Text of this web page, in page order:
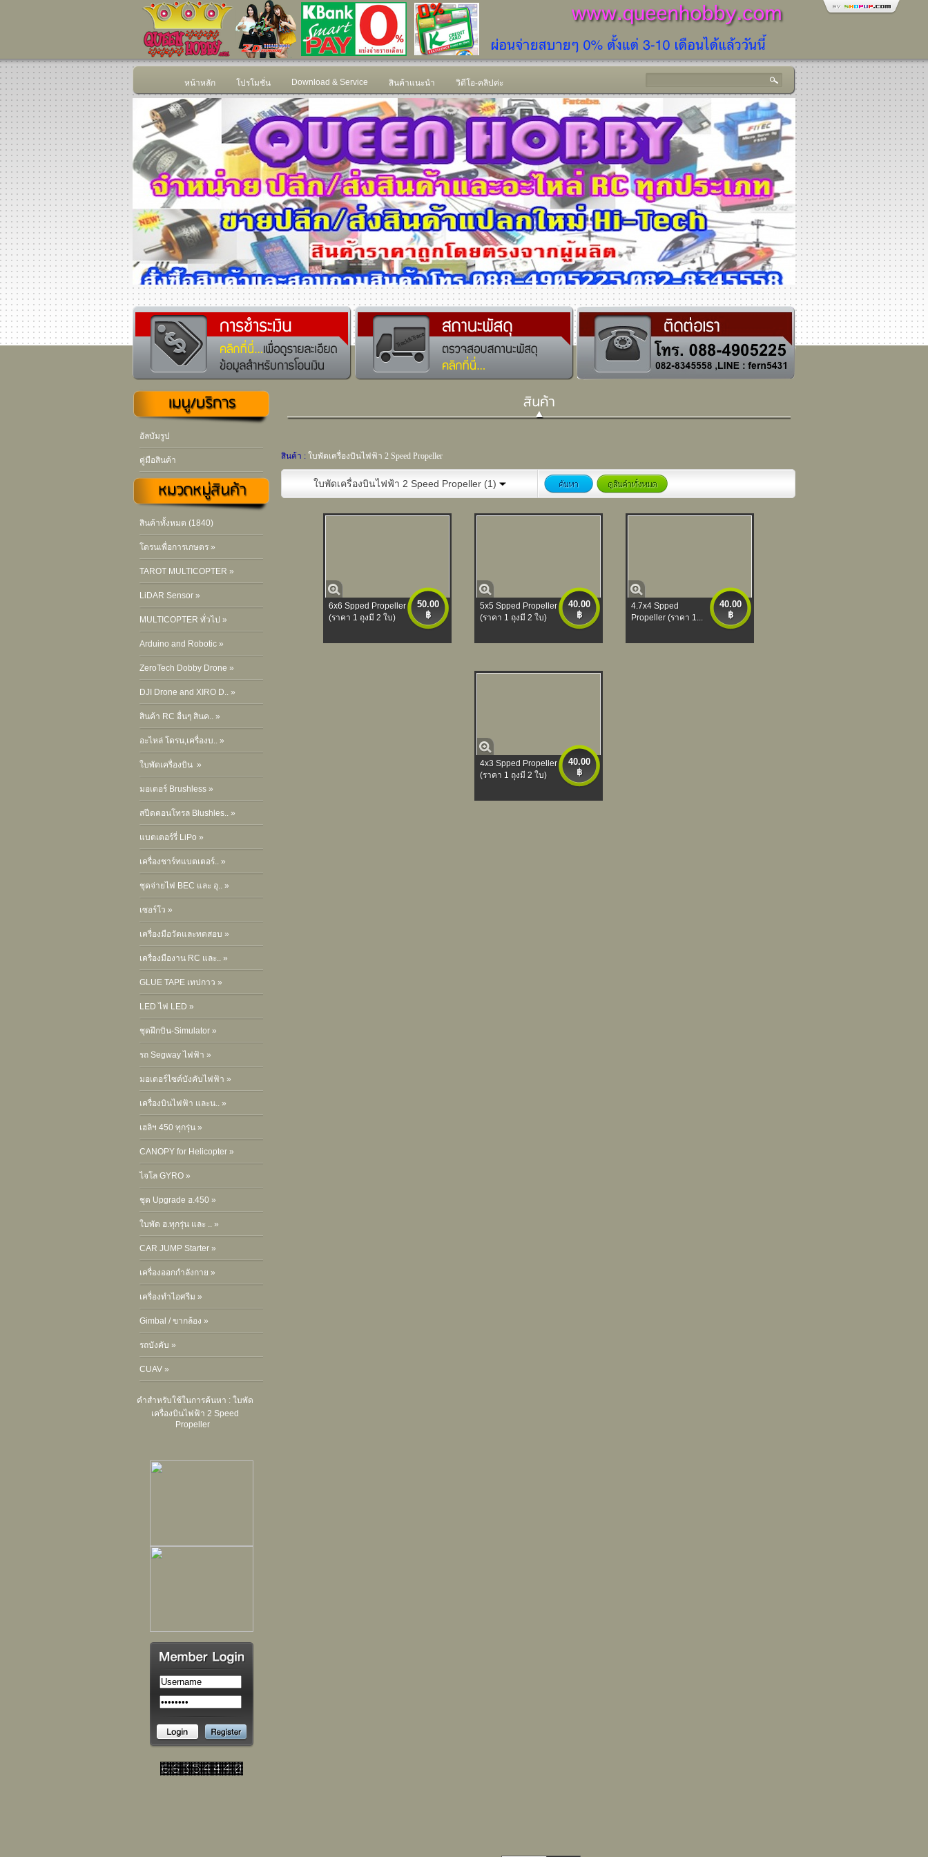
หน้าหลัก โปรโมชั่น Download & Service สินค้าแนะนำ วิดีโอ-คลิปค่ะ
อัลบัมรูป
คู่มือสินค้า
สินค้าทั้งหมด (1840)
โดรนเพื่อการเกษตร »
TAROT MULTICOPTER »
LiDAR Sensor »
MULTICOPTER ทั่วไป »
Arduino and Robotic »
ZeroTech Dobby Drone »
DJI Drone and XIRO D.. »
สินค้า RC อื่นๆ สินค.. »
อะไหล่ โดรน,เครื่องบ.. »
ใบพัดเครื่องบิน »
มอเตอร์ Brushless »
สปีดคอนโทรล Blushles.. »
แบตเตอร์รี่ LiPo »
เครื่องชาร์ทแบตเตอร์.. »
ชุดจ่ายไฟ BEC และ อุ.. »
เซอร์โว »
เครื่องมือวัดและทดสอบ »
เครื่องมืองาน RC และ.. »
GLUE TAPE เทปกาว »
LED ไฟ LED »
ชุดฝึกบิน-Simulator »
รถ Segway ไฟฟ้า »
มอเตอร์ไซค์บังคับไฟฟ้า »
เครื่องบินไฟฟ้า และน.. »
เฮลิฯ 450 ทุกรุ่น »
CANOPY for Helicopter »
ไจโล GYRO »
ชุด Upgrade ฮ.450 »
ใบพัด ฮ.ทุกรุ่น และ .. »
CAR JUMP Starter »
เครื่องออกกำลังกาย »
เครื่องทำไอศรีม »
Gimbal / ขากล้อง »
รถบังคับ »
CUAV »
คำสำหรับใช้ในการค้นหา : ใบพัด
เครื่องบินไฟฟ้า 2 Speed
Propeller
สินค้า : ใบพัดเครื่องบินไฟฟ้า 2 Speed Propeller
ใบพัดเครื่องบินไฟฟ้า 2 Speed Propeller (1)
50.00
฿
6x6 Spped Propeller
(ราคา 1 ถุงมี 2 ใบ)
40.00
฿
5x5 Spped Propeller
(ราคา 1 ถุงมี 2 ใบ)
40.00
฿
4.7x4 Spped
Propeller (ราคา 1...
40.00
฿
4x3 Spped Propeller
(ราคา 1 ถุงมี 2 ใบ)